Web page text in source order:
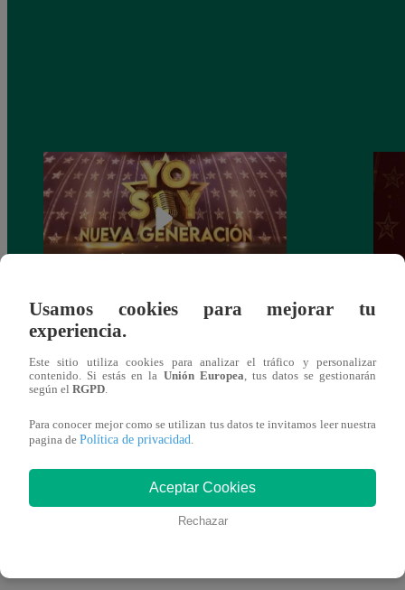
Yo Soy: Nueva Generación – Gran Final
– 14 de junio del 2021 – Programa
completo
También te puede
interesar
Usamos cookies para mejorar tu
experiencia.
Este sitio utiliza cookies para analizar el tráfico y personalizar
contenido. Si estás en la Unión Europea, tus datos se gestionarán
según el RGPD.
Para conocer mejor como se utilizan tus datos te invitamos leer nuestra
pagina de Política de privacidad.
Aceptar Cookies
Rechazar